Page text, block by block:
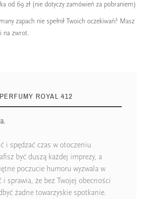
od 69 zł (nie dotyczy zamówień za pobraniem)
zapach nie spełnił Twoich oczekiwań? Masz
na zwrot.
ROYAL 412
i spędzać czas w otoczeniu
być duszą każdej imprezy, a
poczucie humoru wyzwala w
i sprawia, że bez Twojej obecności
żadne towarzyskie spotkanie.